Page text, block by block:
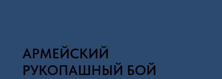
АРМЕЙСКИЙ
РУКОПАШНЫЙ БОЙ